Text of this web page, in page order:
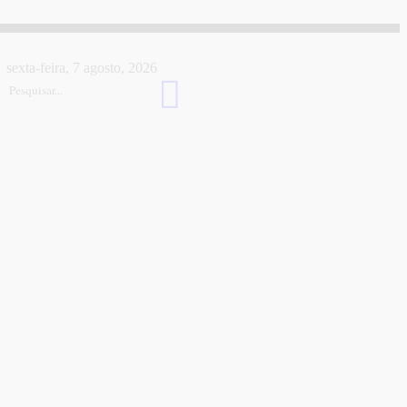
sexta-feira, 7 agosto, 2026